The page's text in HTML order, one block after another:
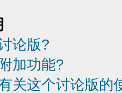
论版?
加功能?
关这个讨论版的